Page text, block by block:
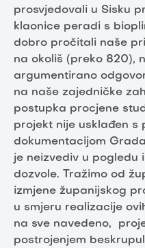
prosvjedovali u Sisku
klaonice peradi s
dobro pročitali naše
na okoliš (preko 820),
argumentirano
na naše zajedničke
postupka procjene
projekt nije usklađen s
dokumentacijom
je neizvediv u pogledu
dozvole. Tražimo od
izmjene županijskog
u smjeru realizacije
na sve navedeno,
postrojenjem